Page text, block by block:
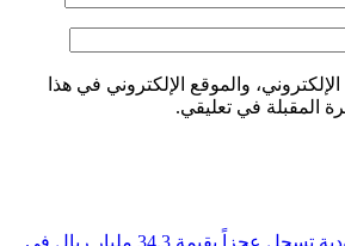
والموقع الإلكتروني في هذا
المقبلة في تعليقي.